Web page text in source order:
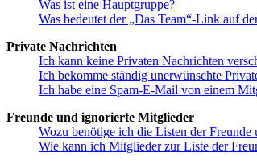
Was ist eine Hauptgruppe?
Was bedeutet der „Das Team“-Link auf
Private Nachrichten
Ich kann keine Privaten Nachrichten
Ich bekomme ständig unerwünschte
Ich habe eine Spam-E-Mail von einem
Freunde und ignorierte Mitglieder
Wozu benötige ich die Listen der
Wie kann ich Mitglieder zur Liste der